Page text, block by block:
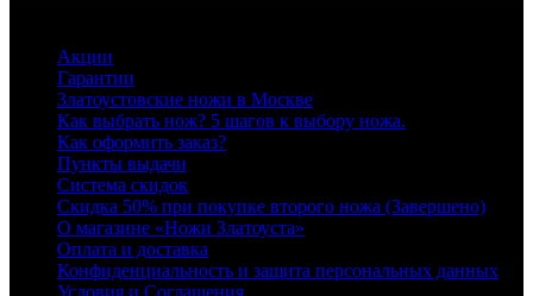
Акции
Гарантии
Златоустовские ножи в Москве
Как выбрать нож? 5 шагов к выбору ножа.
Как оформить заказ?
Пункты выдачи
Система скидок
Скидка 50% при покупке второго ножа (Завершено)
О магазине «Ножи Златоуста»
Оплата и доставка
Конфиденциальность и защита персональных данных
Условия и Соглашения